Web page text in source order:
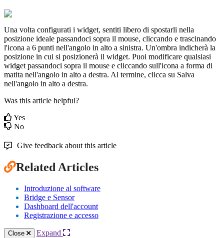
Una volta configurati i widget, sentiti libero di spostarli nella
posizione ideale passandoci sopra il mouse, cliccando e trascinando
l'icona a 6 punti nell'angolo in alto a sinistra. Un'ombra indicherà la
posizione in cui si posizionerà il widget. Puoi modificare qualsiasi
widget passandoci sopra il mouse e cliccando sull'icona a forma di
matita nell'angolo in alto a destra. Al termine, clicca su Salva
nell'angolo in alto a destra.
Was this article helpful?
Yes
No
Give feedback about this article
Related Articles
Introduzione al software
Bridge e Sensor
Dashboard dell'account
Registrazione e accesso
Close Expand